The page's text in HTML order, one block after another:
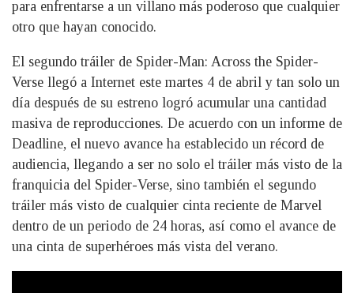
para enfrentarse a un villano más poderoso que cualquier
otro que hayan conocido.
El segundo tráiler de Spider-Man: Across the Spider-
Verse llegó a Internet este martes 4 de abril y tan solo un
día después de su estreno logró acumular una cantidad
masiva de reproducciones. De acuerdo con un informe de
Deadline, el nuevo avance ha establecido un récord de
audiencia, llegando a ser no solo el tráiler más visto de la
franquicia del Spider-Verse, sino también el segundo
tráiler más visto de cualquier cinta reciente de Marvel
dentro de un periodo de 24 horas, así como el avance de
una cinta de superhéroes más vista del verano.